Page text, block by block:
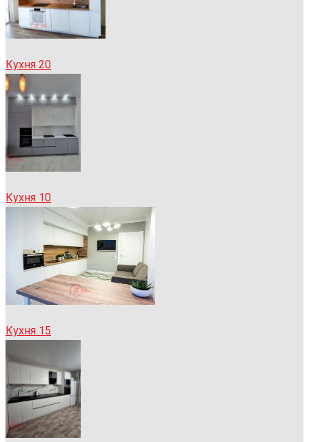
Кухня 20
Кухня 10
Кухня 15